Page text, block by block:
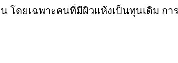
โดยเฉพาะคนที่มีผิวแห้งเป็นทุนเดิม